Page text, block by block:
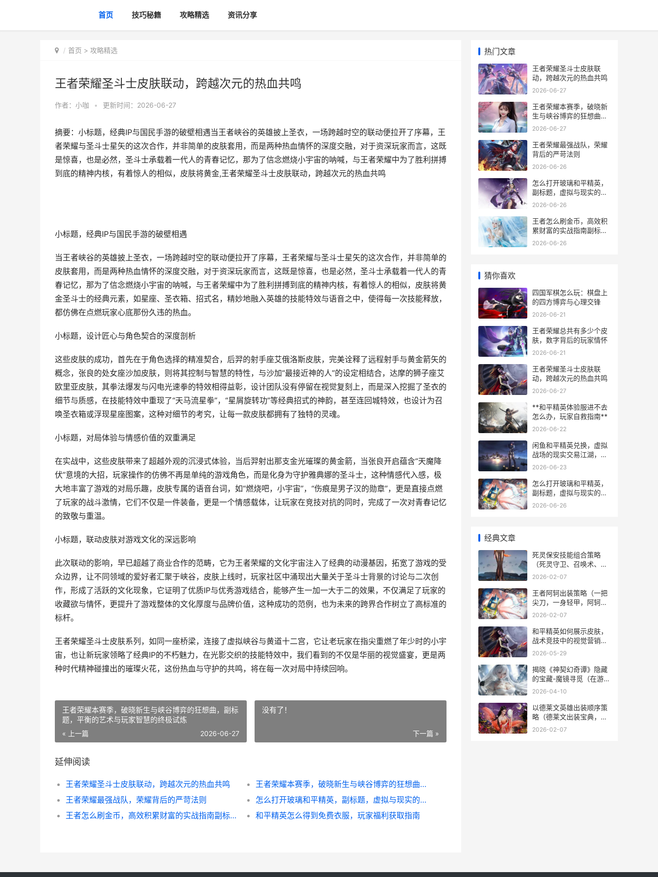
首页 技巧秘籍 攻略精选 资讯分享
首页 > 攻略精选
王者荣耀圣斗士皮肤联动，跨越次元的热血共鸣
作者： 小咖 • 更新时间：2026-06-27
摘要：小标题，经典IP与国民手游的破壁相遇当王者峡谷的英雄披上圣衣，一场跨越时空的联动便拉开了序幕，王
者荣耀与圣斗士星矢的这次合作，并非简单的皮肤套用，而是两种热血情怀的深度交融，对于资深玩家而言，这既
是惊喜，也是必然，圣斗士承载着一代人的青春记忆，那为了信念燃烧小宇宙的呐喊，与王者荣耀中为了胜利拼搏
到底的精神内核，有着惊人的相似，皮肤将黄金,王者荣耀圣斗士皮肤联动，跨越次元的热血共鸣
小标题，经典IP与国民手游的破壁相遇
当王者峡谷的英雄披上圣衣，一场跨越时空的联动便拉开了序幕，王者荣耀与圣斗士星矢的这次合作，并非简单的
皮肤套用，而是两种热血情怀的深度交融，对于资深玩家而言，这既是惊喜，也是必然，圣斗士承载着一代人的青
春记忆，那为了信念燃烧小宇宙的呐喊，与王者荣耀中为了胜利拼搏到底的精神内核，有着惊人的相似，皮肤将黄
金圣斗士的经典元素，如星座、圣衣箱、招式名，精妙地融入英雄的技能特效与语音之中，使得每一次技能释放，
都仿佛在点燃玩家心底那份久违的热血。
小标题，设计匠心与角色契合的深度剖析
这些皮肤的成功，首先在于角色选择的精准契合，后羿的射手座艾俄洛斯皮肤，完美诠释了远程射手与黄金箭矢的
概念，张良的处女座沙加皮肤，则将其控制与智慧的特性，与沙加“最接近神的人”的设定相结合，达摩的狮子座艾
欧里亚皮肤，其拳法爆发与闪电光速拳的特效相得益彰，设计团队没有停留在视觉复刻上，而是深入挖掘了圣衣的
细节与质感，在技能特效中重现了“天马流星拳”，“星屑旋转功”等经典招式的神韵，甚至连回城特效，也设计为召
唤圣衣箱或浮现星座图案，这种对细节的考究，让每一款皮肤都拥有了独特的灵魂。
小标题，对局体验与情感价值的双重满足
在实战中，这些皮肤带来了超越外观的沉浸式体验，当后羿射出那支金光璀璨的黄金箭，当张良开启蕴含“天魔降
伏”意境的大招，玩家操作的仿佛不再是单纯的游戏角色，而是化身为守护雅典娜的圣斗士，这种情感代入感，极
大地丰富了游戏的对局乐趣，皮肤专属的语音台词，如“燃烧吧，小宇宙”，“伤痕是男子汉的勋章”，更是直接点燃
了玩家的战斗激情，它们不仅是一件装备，更是一个情感载体，让玩家在竞技对抗的同时，完成了一次对青春记忆
的致敬与重温。
小标题，联动皮肤对游戏文化的深远影响
此次联动的影响，早已超越了商业合作的范畴，它为王者荣耀的文化宇宙注入了经典的动漫基因，拓宽了游戏的受
众边界，让不同领域的爱好者汇聚于峡谷，皮肤上线时，玩家社区中涌现出大量关于圣斗士背景的讨论与二次创
作，形成了活跃的文化现象，它证明了优质IP与优秀游戏结合，能够产生一加一大于二的效果，不仅满足了玩家的
收藏欲与情怀，更提升了游戏整体的文化厚度与品牌价值，这种成功的范例，也为未来的跨界合作树立了高标准的
标杆。
王者荣耀圣斗士皮肤系列，如同一座桥梁，连接了虚拟峡谷与黄道十二宫，它让老玩家在指尖重燃了年少时的小宇
宙，也让新玩家领略了经典IP的不朽魅力，在光影交织的技能特效中，我们看到的不仅是华丽的视觉盛宴，更是两
种时代精神碰撞出的璀璨火花，这份热血与守护的共鸣，将在每一次对局中持续回响。
王者荣耀本赛季，破晓新生与峡谷博弈的狂想曲，副标
题，平衡的艺术与玩家智慧的终极试炼
« 上一篇 2026-06-27
没有了！
下一篇 »
延伸阅读
王者荣耀圣斗士皮肤联动，跨越次元的热血共鸣
王者荣耀本赛季，破晓新生与峡谷博弈的狂想曲，副标题，平衡的艺术与玩家智慧的终极试炼
王者荣耀最强战队，荣耀背后的严苛法则
怎么打开玻璃和平精英，副标题，虚拟与现实的战术破壁思考
王者怎么刷金币，高效积累财富的实战指南副标题，资深玩家的金币获取全解析
和平精英怎么得到免费衣服，玩家福利获取指南
热门文章
王者荣耀圣斗士皮肤联
动，跨越次元的热血共鸣
2026-06-27
王者荣耀本赛季，破晓新
生与峡谷博弈的狂想曲，
副标题，平衡的艺术与玩
2026-06-27
王者荣耀最强战队，荣耀
背后的严苛法则
2026-06-26
怎么打开玻璃和平精英，
副标题，虚拟与现实的战
术破壁思考
2026-06-26
王者怎么刷金币，高效积
累财富的实战指南副标
题，资深玩家的金币获取
2026-06-26
猜你喜欢
四国军棋怎么玩：棋盘上
的四方博弈与心理交锋
2026-06-21
王者荣耀总共有多少个皮
肤，数字背后的玩家情怀
2026-06-21
王者荣耀圣斗士皮肤联
动，跨越次元的热血共鸣
2026-06-27
**和平精英体验服进不去
怎么办，玩家自救指南**
2026-06-22
闲鱼和平精英兑换，虚拟
战场的现实交易江湖，一
名老兵的冷静观察
2026-06-23
怎么打开玻璃和平精英，
副标题，虚拟与现实的战
术破壁思考
2026-06-26
经典文章
死灵保安技能组合策略
（死灵守卫、召唤术、恢
复血量、战略组合等决定
全！） 死灵技能搭配
2026-02-07
王者阿轲出装策略（一把
尖刀，一身轻甲，阿轲无
人能敌在手） 阿轲出装
2026-02-07
和平精英如何展示皮肤，
战术竞技中的视觉营销艺
术，副标题，虚拟战场的
2026-05-29
揭晓《神契幻奇谭》隐藏
的宝藏-魔镜寻觅（在游戏
世界中发现无尽宝藏的奇
度百科
2026-04-10
以德莱文英雄出装顺序策
略（德莱文出装宝典，带
你战胜敌人） counter德
2026-02-07